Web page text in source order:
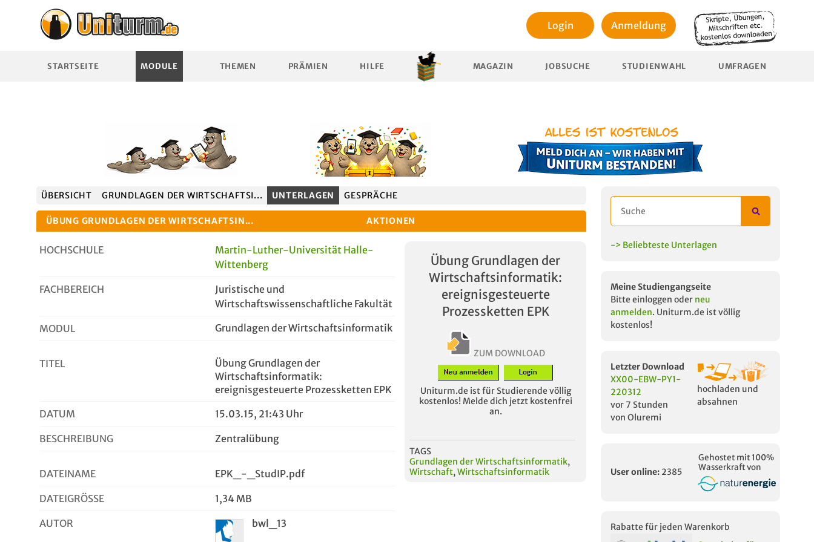
Login Anmeldung
STARTSEITE MODULE THEMEN PRÄMIEN HILFE MAGAZIN JOBSUCHE STUDIENWAHL UMFRAGEN
ÜBERSICHT GRUNDLAGEN DER WIRTSCHAFTSI... UNTERLAGEN GESPRÄCHE
ÜBUNG GRUNDLAGEN DER WIRTSCHAFTSIN... AKTIONEN
HOCHSCHULE
Martin-Luther-Universität Halle-
Wittenberg
FACHBEREICH
Juristische und
Wirtschaftswissenschaftliche Fakultät
MODUL Grundlagen der Wirtschaftsinformatik
TITEL
Übung Grundlagen der
Wirtschaftsinformatik:
ereignisgesteuerte Prozessketten EPK
DATUM
15.03.15, 21:43 Uhr
BESCHREIBUNG Zentralübung
DATEINAME EPK_-_StudIP.pdf
DATEIGRÖSSE 1,34 MB
AUTOR bwl_13
Übung Grundlagen der
Wirtschaftsinformatik:
ereignisgesteuerte
Prozessketten EPK
ZUM DOWNLOAD
Uniturm.de ist für Studierende völlig
kostenlos! Melde dich jetzt kostenfrei
an.
TAGS
Grundlagen der Wirtschaftsinformatik,
Wirtschaft, Wirtschaftsinformatik
-> Beliebteste Unterlagen
Meine Studiengangseite
Bitte einloggen oder neu
anmelden. Uniturm.de ist völlig
kostenlos!
Letzter Download
XX00-EBW-PY1-
220312
vor 7 Stunden
von Oluremi
hochladen und
absahnen
User online: 2385
Gehostet mit 100%
Wasserkraft von
Rabatte für jeden Warenkorb